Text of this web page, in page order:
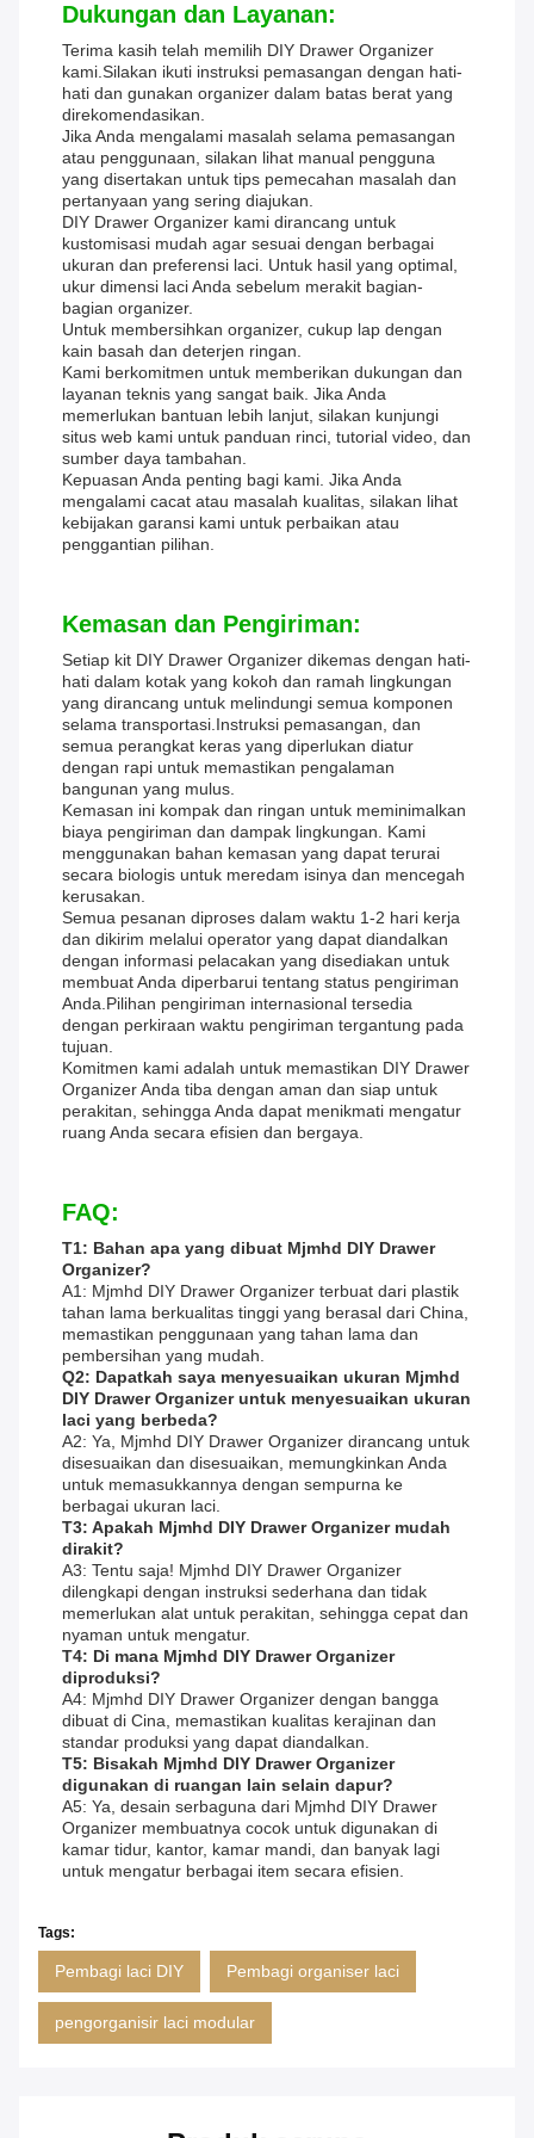
Dukungan dan Layanan:
Terima kasih telah memilih DIY Drawer Organizer
kami.Silakan ikuti instruksi pemasangan dengan hati-
hati dan gunakan organizer dalam batas berat yang
direkomendasikan.
Jika Anda mengalami masalah selama pemasangan
atau penggunaan, silakan lihat manual pengguna
yang disertakan untuk tips pemecahan masalah dan
pertanyaan yang sering diajukan.
DIY Drawer Organizer kami dirancang untuk
kustomisasi mudah agar sesuai dengan berbagai
ukuran dan preferensi laci. Untuk hasil yang optimal,
ukur dimensi laci Anda sebelum merakit bagian-
bagian organizer.
Untuk membersihkan organizer, cukup lap dengan
kain basah dan deterjen ringan.
Kami berkomitmen untuk memberikan dukungan dan
layanan teknis yang sangat baik. Jika Anda
memerlukan bantuan lebih lanjut, silakan kunjungi
situs web kami untuk panduan rinci, tutorial video, dan
sumber daya tambahan.
Kepuasan Anda penting bagi kami. Jika Anda
mengalami cacat atau masalah kualitas, silakan lihat
kebijakan garansi kami untuk perbaikan atau
penggantian pilihan.
Kemasan dan Pengiriman:
Setiap kit DIY Drawer Organizer dikemas dengan hati-
hati dalam kotak yang kokoh dan ramah lingkungan
yang dirancang untuk melindungi semua komponen
selama transportasi.Instruksi pemasangan, dan
semua perangkat keras yang diperlukan diatur
dengan rapi untuk memastikan pengalaman
bangunan yang mulus.
Kemasan ini kompak dan ringan untuk meminimalkan
biaya pengiriman dan dampak lingkungan. Kami
menggunakan bahan kemasan yang dapat terurai
secara biologis untuk meredam isinya dan mencegah
kerusakan.
Semua pesanan diproses dalam waktu 1-2 hari kerja
dan dikirim melalui operator yang dapat diandalkan
dengan informasi pelacakan yang disediakan untuk
membuat Anda diperbarui tentang status pengiriman
Anda.Pilihan pengiriman internasional tersedia
dengan perkiraan waktu pengiriman tergantung pada
tujuan.
Komitmen kami adalah untuk memastikan DIY Drawer
Organizer Anda tiba dengan aman dan siap untuk
perakitan, sehingga Anda dapat menikmati mengatur
ruang Anda secara efisien dan bergaya.
FAQ:
T1: Bahan apa yang dibuat Mjmhd DIY Drawer
Organizer?
A1: Mjmhd DIY Drawer Organizer terbuat dari plastik
tahan lama berkualitas tinggi yang berasal dari China,
memastikan penggunaan yang tahan lama dan
pembersihan yang mudah.
Q2: Dapatkah saya menyesuaikan ukuran Mjmhd
DIY Drawer Organizer untuk menyesuaikan ukuran
laci yang berbeda?
A2: Ya, Mjmhd DIY Drawer Organizer dirancang untuk
disesuaikan dan disesuaikan, memungkinkan Anda
untuk memasukkannya dengan sempurna ke
berbagai ukuran laci.
T3: Apakah Mjmhd DIY Drawer Organizer mudah
dirakit?
A3: Tentu saja! Mjmhd DIY Drawer Organizer
dilengkapi dengan instruksi sederhana dan tidak
memerlukan alat untuk perakitan, sehingga cepat dan
nyaman untuk mengatur.
T4: Di mana Mjmhd DIY Drawer Organizer
diproduksi?
A4: Mjmhd DIY Drawer Organizer dengan bangga
dibuat di Cina, memastikan kualitas kerajinan dan
standar produksi yang dapat diandalkan.
T5: Bisakah Mjmhd DIY Drawer Organizer
digunakan di ruangan lain selain dapur?
A5: Ya, desain serbaguna dari Mjmhd DIY Drawer
Organizer membuatnya cocok untuk digunakan di
kamar tidur, kantor, kamar mandi, dan banyak lagi
untuk mengatur berbagai item secara efisien.
Tags:
Pembagi laci DIY Pembagi organiser laci
pengorganisir laci modular